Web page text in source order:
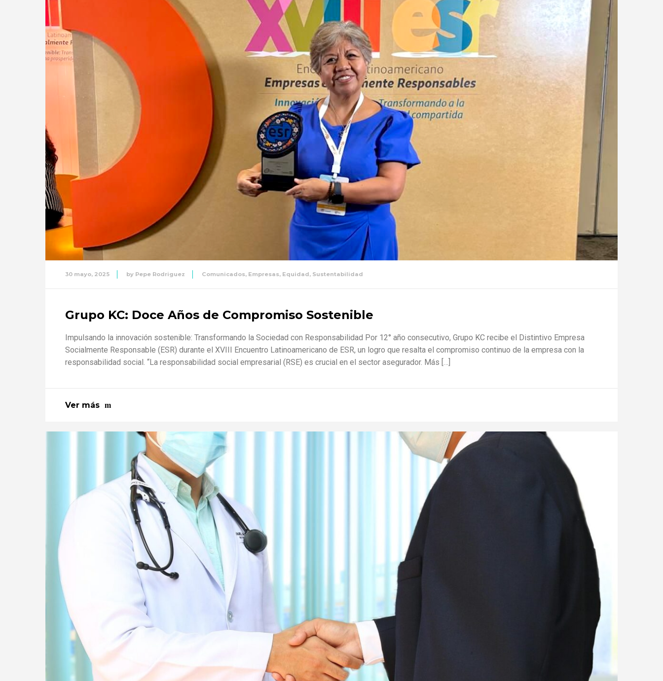
30 mayo, 2025 by Pepe Rodriguez Comunicados, Empresas, Equidad, Sustentabilidad
Grupo KC: Doce Años de Compromiso Sostenible
Impulsando la innovación sostenible: Transformando la Sociedad con Responsabilidad Por 12° año consecutivo, Grupo KC recibe el Distintivo Empresa
Socialmente Responsable (ESR) durante el XVIII Encuentro Latinoamericano de ESR, un logro que resalta el compromiso continuo de la empresa con la
responsabilidad social. “La responsabilidad social empresarial (RSE) es crucial en el sector asegurador. Más […]
Ver más